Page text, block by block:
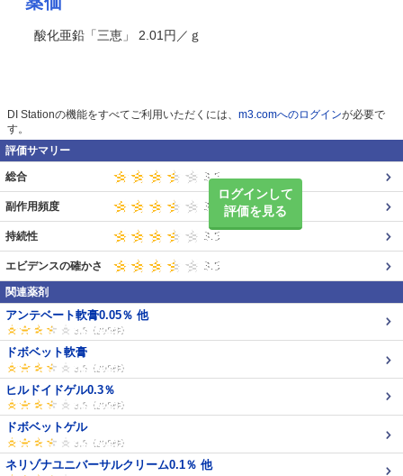
酸化亜鉛「三恵」 2.01円／ｇ
DI Stationの機能をすべてご利用いただくには、 m3.comへのログインが必要で
す。
評価サマリー
ログインして
評価を見る
総合
副作用頻度
持続性
エビデンスの確かさ
関連薬剤
アンテベート軟膏0.05％ 他
ドボベット軟膏
ヒルドイドゲル0.3％
ドボベットゲル
ネリゾナユニバーサルクリーム0.1％ 他